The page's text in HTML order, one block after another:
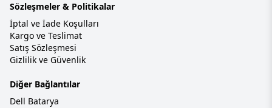
Sözleşmeler & Politikalar
İptal ve İade Koşulları
Kargo ve Teslimat
Satış Sözleşmesi
Gizlilik ve Güvenlik
Diğer Bağlantılar
Dell Batarya